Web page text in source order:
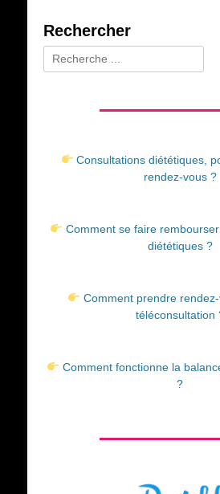
Rechercher
Rechercher :
Consultations diététiques,
rendez-vous ?
Comment se faire
diététiques ?
Comment prendre
téléconsultation
Comment fonctionne la
?